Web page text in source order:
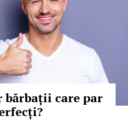
bărbații care par